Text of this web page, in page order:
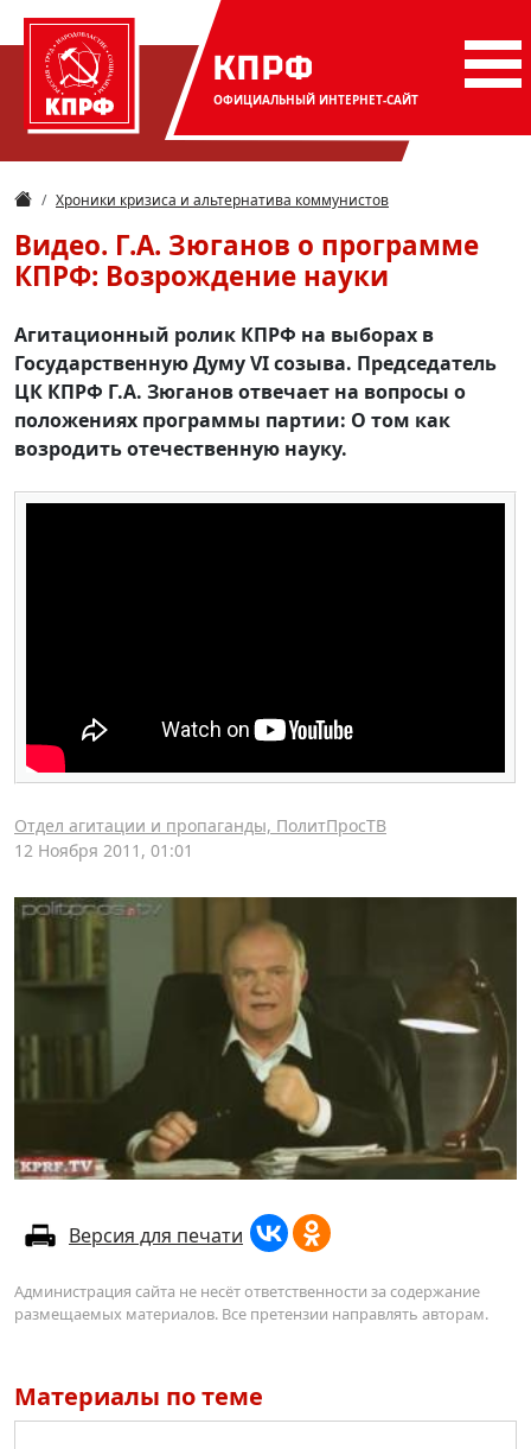
КПРФ
ОФИЦИАЛЬНЫЙ ИНТЕРНЕТ-САЙТ
Хроники кризиса и альтернатива коммунистов
Видео. Г.А. Зюганов о программе
КПРФ: Возрождение науки
Агитационный ролик КПРФ на выборах в
Государственную Думу VI созыва. Председатель
ЦК КПРФ Г.А. Зюганов отвечает на вопросы о
положениях программы партии: О том как
возродить отечественную науку.
Отдел агитации и пропаганды, ПолитПросТВ
12 Ноября 2011, 01:01
Версия для печати
Администрация сайта не несёт ответственности за содержание
размещаемых материалов. Все претензии направлять авторам.
Материалы по теме